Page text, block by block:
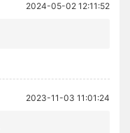
2024-05-02 12:11:52
2023-11-03 11:01:24